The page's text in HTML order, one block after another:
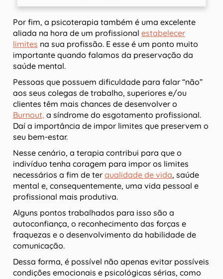
Por fim, a psicoterapia também é uma excelente
aliada na hora de um profissional estabelecer
limites na sua profissão. E esse é um ponto muito
importante quando falamos da preservação da
saúde mental.
Pessoas que possuem dificuldade para falar “não”
aos seus colegas de trabalho, superiores e/ou
clientes têm mais chances de desenvolver o
Burnout, a síndrome do esgotamento profissional.
Daí a importância de impor limites que preservem o
seu bem-estar.
Nesse cenário, a terapia contribui para que o
indivíduo tenha coragem para impor os limites
necessários a fim de ter qualidade de vida, saúde
mental e, consequentemente, uma vida pessoal e
profissional mais produtiva.
Alguns pontos trabalhados para isso são a
autoconfiança, o reconhecimento das forças e
fraquezas e o desenvolvimento da habilidade de
comunicação.
Dessa forma, é possível não apenas evitar possíveis
condições emocionais e psicológicas sérias, como